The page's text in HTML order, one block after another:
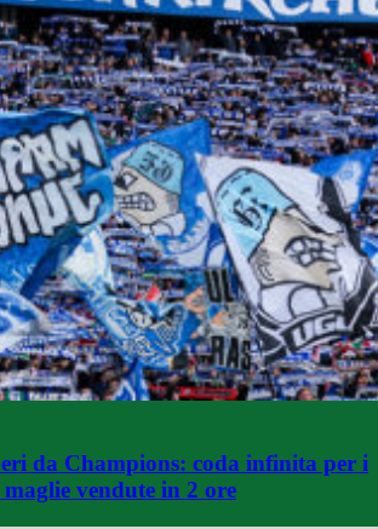
da Champions: coda infinita per i
vendute in 2 ore